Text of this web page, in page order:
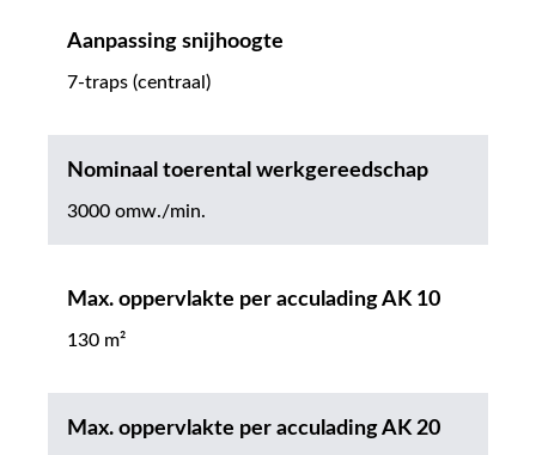
Aanpassing snijhoogte
7-traps (centraal)
Nominaal toerental werkgereedschap
3000 omw./min.
Max. oppervlakte per acculading AK 10
130 m²
Max. oppervlakte per acculading AK 20